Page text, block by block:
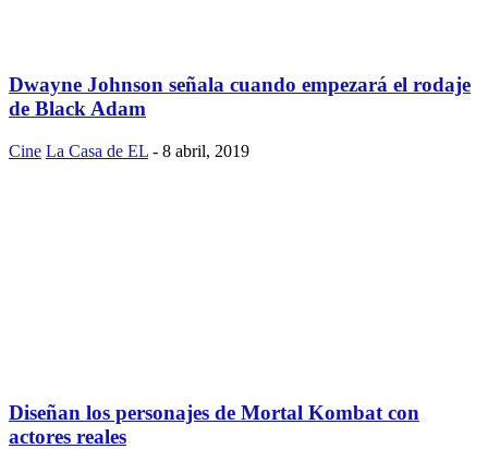
Dwayne Johnson señala cuando empezará el rodaje
de Black Adam
Cine La Casa de EL - 8 abril, 2019
Diseñan los personajes de Mortal Kombat con
actores reales